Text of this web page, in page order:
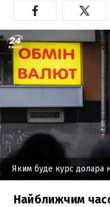
Яким буде курс долара
Найближчим